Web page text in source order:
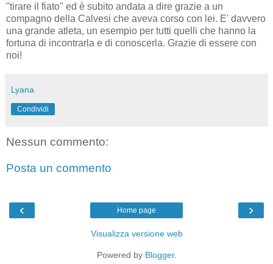
"tirare il fiato" ed è subito andata a dire grazie a un
compagno della Calvesi che aveva corso con lei. E' davvero
una grande atleta, un esempio per tutti quelli che hanno la
fortuna di incontrarla e di conoscerla. Grazie di essere con
noi!
Lyana
Condividi
Nessun commento:
Posta un commento
‹ ›
Home page
Visualizza versione web
Powered by Blogger.